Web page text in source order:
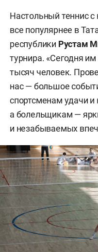
Настольный теннис
все популярнее в
республики Рустам
турнира. «Сегодня
тысяч человек.
нас — большое
спортсменам удачи и
а болельщикам —
и незабываемых